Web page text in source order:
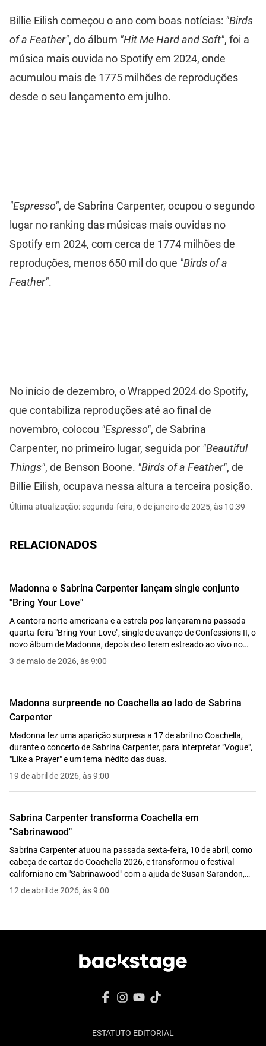
Billie Eilish começou o ano com boas notícias: "Birds
of a Feather", do álbum "Hit Me Hard and Soft", foi a
música mais ouvida no Spotify em 2024, onde
acumulou mais de 1775 milhões de reproduções
desde o seu lançamento em julho.
"Espresso", de Sabrina Carpenter, ocupou o segundo
lugar no ranking das músicas mais ouvidas no
Spotify em 2024, com cerca de 1774 milhões de
reproduções, menos 650 mil do que "Birds of a
Feather".
No início de dezembro, o Wrapped 2024 do Spotify,
que contabiliza reproduções até ao final de
novembro, colocou "Espresso", de Sabrina
Carpenter, no primeiro lugar, seguida por "Beautiful
Things", de Benson Boone. "Birds of a Feather", de
Billie Eilish, ocupava nessa altura a terceira posição.
Última atualização: segunda-feira, 6 de janeiro de 2025, às 10:39
RELACIONADOS
Madonna e Sabrina Carpenter lançam single conjunto
"Bring Your Love"
A cantora norte-americana e a estrela pop lançaram na passada
quarta-feira "Bring Your Love", single de avanço de Confessions II, o
novo álbum de Madonna, depois de o terem estreado ao vivo no
Coachella a 18 de abril.
3 de maio de 2026, às 9:00
Madonna surpreende no Coachella ao lado de Sabrina
Carpenter
Madonna fez uma aparição surpresa a 17 de abril no Coachella,
durante o concerto de Sabrina Carpenter, para interpretar "Vogue",
"Like a Prayer" e um tema inédito das duas.
19 de abril de 2026, às 9:00
Sabrina Carpenter transforma Coachella em
"Sabrinawood"
Sabrina Carpenter atuou na passada sexta-feira, 10 de abril, como
cabeça de cartaz do Coachella 2026, e transformou o festival
californiano em "Sabrinawood" com a ajuda de Susan Sarandon,
Will Ferrell, Sam Elliott e Samuel L. Jackson.
12 de abril de 2026, às 9:00
ESTATUTO EDITORIAL